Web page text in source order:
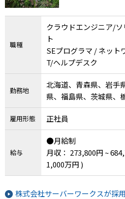
職種
クラウドエンジニア/
ト
SEプログラマ / ネット
T/ヘルプデスク
勤務地
北海道、青森県、岩手
県、福島県、茨城県、
千葉県、東京都、神奈
川県、福井県、山梨県
県、愛知県、三重県、
兵庫県、奈良県、和歌
山県、広島県、山口県
県、高知県、福岡県、
大分県、宮崎県、鹿児
雇用形態 正社員
給与
●月給制
月収： 273,800円 ~
1,000万円 )
株式会社サーバーワークスが採